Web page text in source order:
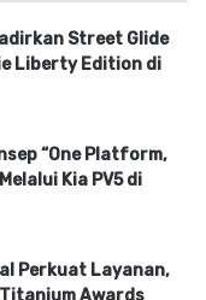
Street Glide
Liberty Edition di
“One Platform,
Kia PV5 di
Perkuat Layanan,
Awards